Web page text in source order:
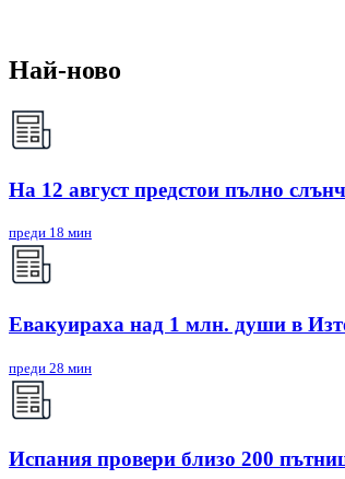
Най-ново
На 12 август предстои пълно
преди 18 мин
Евакуираха над 1 млн. души в
преди 28 мин
Испания провери близо 200